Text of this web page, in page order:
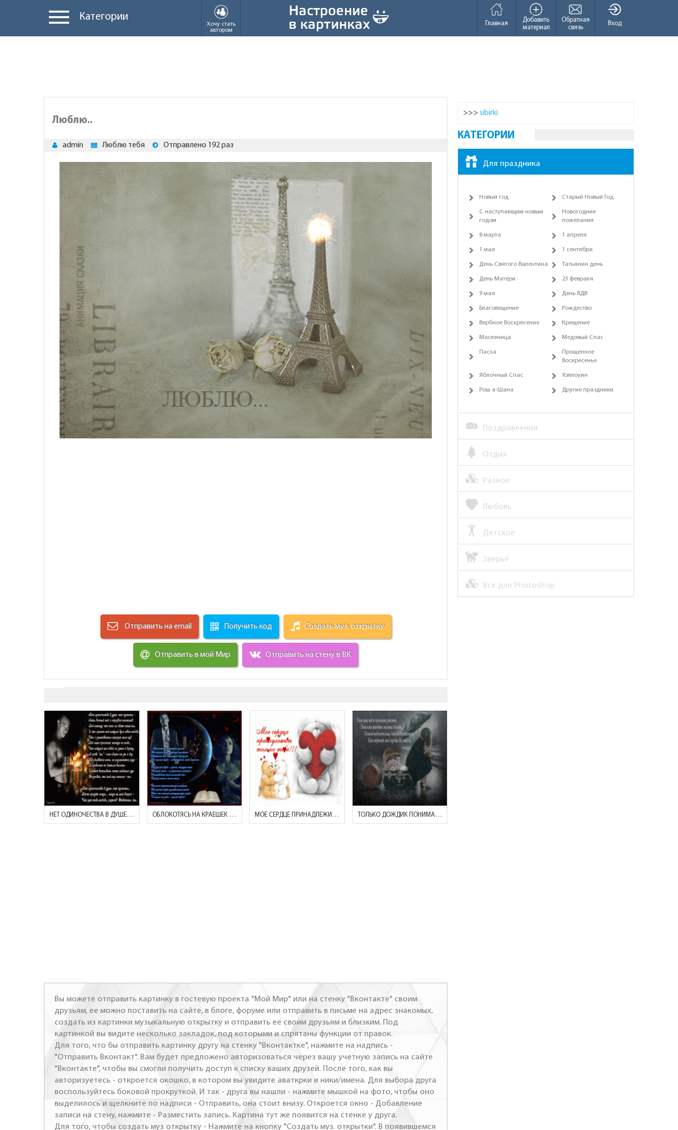
Категории
Хочу стать
автором
Вход
Обратная
связь
Добавить
материал
Главная
Люблю..
admin Люблю тебя Отправлено 192 раз
Отправить на email Получить код Создать муз. открытку
Отправить в мой Мир Отправить на стену в ВК
НЕТ ОДИНОЧЕСТВА В ДУШЕ, НЕТ ПУСТОТЫ.. ОБЛОКОТЯСЬ НА КРАЕШЕК ЗЕМЛИ.. МОЕ СЕРДЦЕ ПРИНАДЛЕЖИТ ТОЛЬКО ТЕБЕ! ТОЛЬКО ДОЖДИК ПОНИМАЕТ,КАК СКУЧАЮ БЕЗ ТЕБЯ
Вы можете отправить картинку в гостевую проекта "Мой Мир" или на стенку "Вконтакте" своим
друзьям, ее можно поставить на сайте, в блоге, форуме или отправить в письме на адрес знакомых,
создать из картинки музыкальную открытку и отправить ее своим друзьям и близким. Под
картинкой вы видите несколько закладок, под которыми и спрятаны функции от правок.
Для того, что бы отправить картинку другу на стенку "Вконтактке", нажмите на надпись -
"Отправить Вконтакт". Вам будет предложено авторизоваться через вашу учетную запись на сайте
"Вконтакте", чтобы вы смогли получить доступ к списку ваших друзей. После того, как вы
авторизуетесь - откроется окошко, в котором вы увидите аваткрки и ники/имена. Для выбора друга
воспользуйтесь боковой прокруткой. И так - друга вы нашли - нажмите мышкой на фото, чтобы оно
выделилось и щелкните по надписи - Отправить, она стоит внизу. Откроется окно - Добавление
записи на стену, нажмите - Разместить запись. Картина тут же появится на стенке у друга.
Для того, чтобы создать муз открытку - Нажмите на кнопку "Создать муз. открытки". В появившемся
>>> sibirki
КАТЕГОРИИ
Для праздника
Новый год Старый Новый Год
С наступающим новым
годом
Новогодние
пожелания
8 марта 1 апреля
1 мая 1 сентября
День Святого Валентина Татьянин день
День Матери 23 февраля
9 мая День ВДВ
Благовещение Рождество
Вербное Воскресение Крещение
Масленица Медовый Спас
Пасха
Прощенное
Воскресенье
Яблочный Спас Хэллоуин
Рош а-Шана Другие праздники
Поздравления
Отдых
Разное
Любовь
Детское
Зверьё
Все для Photoshop